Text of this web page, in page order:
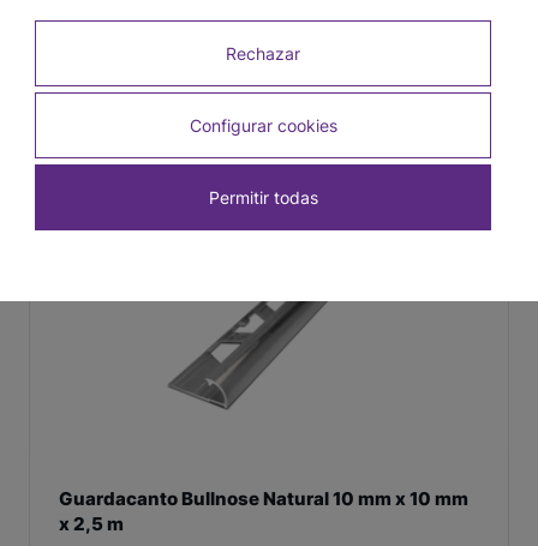
Guardacanto Bullnose Natural 10 mm x 10 mm
x 2,5 m
Rechazar
Configurar cookies
Permitir todas